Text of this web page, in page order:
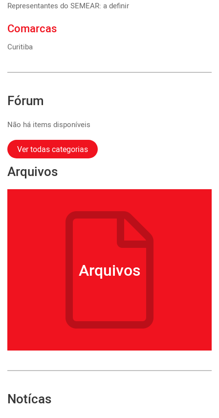
Representantes do SEMEAR: a definir
Comarcas
Curitiba
Fórum
Não há items disponíveis
Ver todas categorias
Arquivos
Arquivos
Notícas